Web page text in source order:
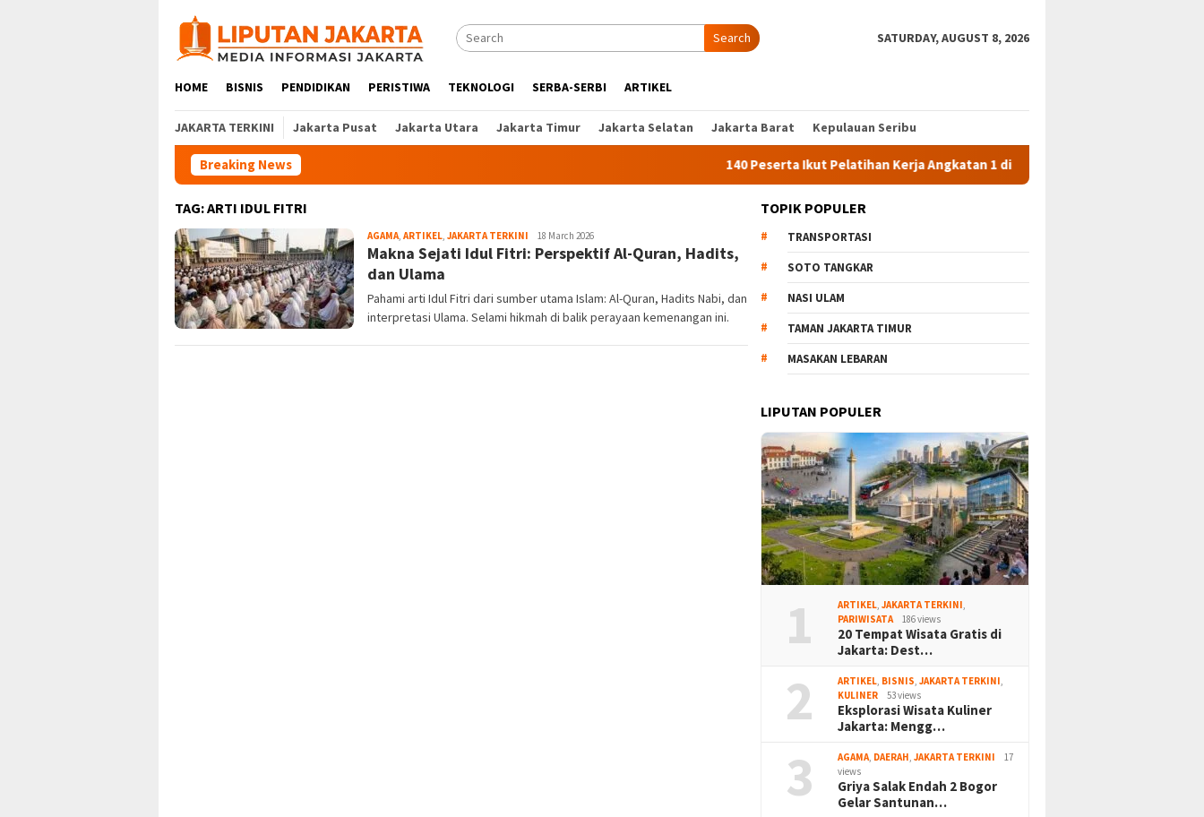
content
Search SATURDAY, AUGUST 8, 2026
HOME BISNIS PENDIDIKAN PERISTIWA TEKNOLOGI SERBA-SERBI ARTIKEL
JAKARTA TERKINI Jakarta Pusat Jakarta Utara Jakarta Timur Jakarta Selatan Jakarta Barat Kepulauan Seribu
Breaking News 140 Peserta Ikut Pelatihan Kerja Angkatan 1 di PPKD Jaksel
TAG:ARTI IDUL FITRI
AGAMA, ARTIKEL, JAKARTA TERKINI Liputan
Jakarta
18 March 2026
Makna Sejati Idul Fitri: Perspektif Al-Quran, Hadits,
dan Ulama
Pahami arti Idul Fitri dari sumber utama Islam: Al-Quran, Hadits Nabi, dan
interpretasi Ulama. Selami hikmah di balik perayaan kemenangan ini.
TOPIK POPULER
TRANSPORTASI
SOTO TANGKAR
NASI ULAM
TAMAN JAKARTA TIMUR
MASAKAN LEBARAN
LIPUTAN POPULER
1 ARTIKEL ,JAKARTA TERKINI
PARIWISATA
186 views
20 Tempat Wisata Gratis di
Jakarta: Dest…
2 ARTIKEL BISNIS ,JAKARTA TERKINI
KULINER
53 views
Eksplorasi Wisata Kuliner
Jakarta: Mengg…
3 AGAMA DAERAH ,JAKARTA TERKINI
17
views
Griya Salak Endah 2 Bogor
Gelar Santunan…